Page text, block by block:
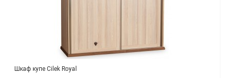
Шкаф купе Cilek Royal